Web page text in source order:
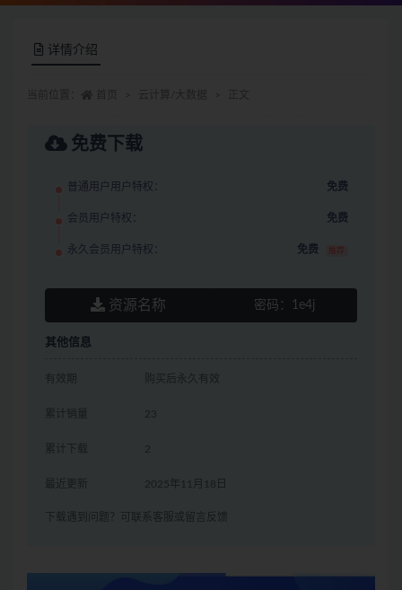
详情介绍
免费下载
普通用户用户特权： 免费
会员用户特权： 免费
永久会员用户特权： 免费 推荐
资源名称 密码： 1e4j
其他信息
有效期 购买后永久有效
累计销量 23
累计下载 2
最近更新 2025年11月18日
下载遇到问题？可联系客服或留言反馈